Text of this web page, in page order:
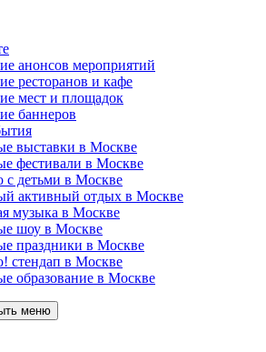
анонсов мероприятий
ресторанов и кафе
мест и площадок
баннеров
выставки в Москве
фестивали в Москве
с детьми в Москве
активный отдых в Москве
музыка в Москве
шоу в Москве
праздники в Москве
стендап в Москве
образование в Москве
меню